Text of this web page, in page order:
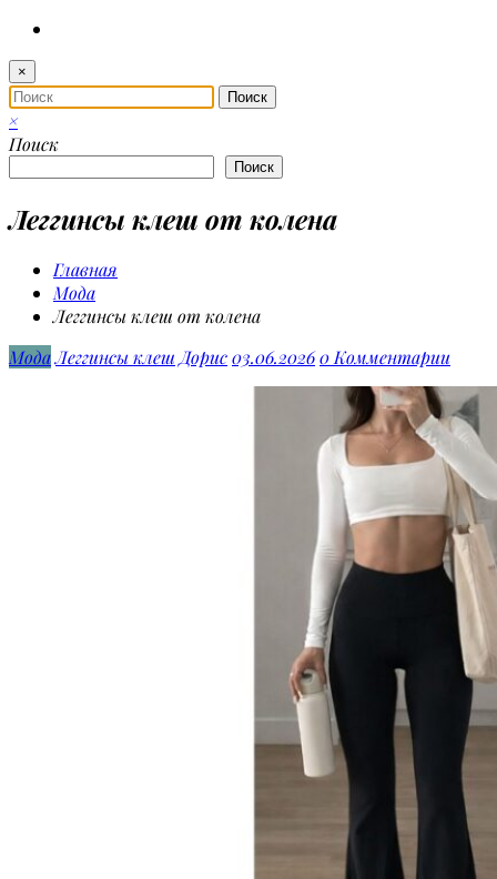
×
×
Поиск
Поиск
Леггинсы клеш от колена
Главная
Мода
Леггинсы клеш от колена
МодаЛеггинсы клеш Дорис03.06.20260 Комментарии